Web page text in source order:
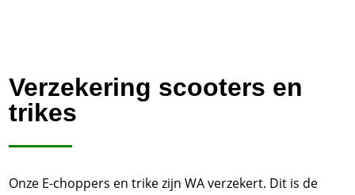
Verzekering scooters en
trikes
Onze E-choppers en trike zijn WA verzekert. Dit is de